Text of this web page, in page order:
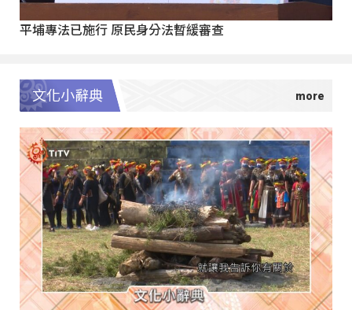
平埔專法已施行 原民身分法暫緩審查
文化小辭典